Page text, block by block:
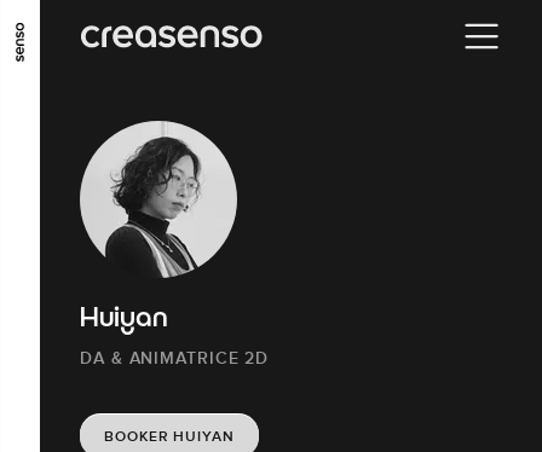
ALLER AU CONTENU PRINCIPAL
ALLER EN BAS DE PAGE
Huiyan
DA & ANIMATRICE 2D
BOOKER HUIYAN